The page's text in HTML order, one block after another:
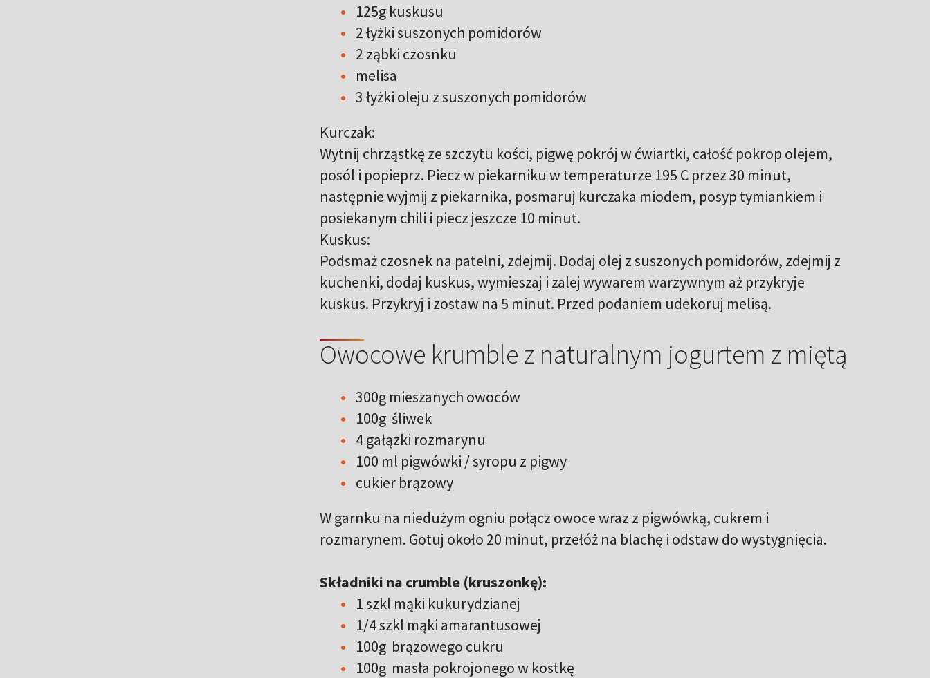
125g kuskusu
2 łyżki suszonych pomidorów
2 ząbki czosnku
melisa
3 łyżki oleju z suszonych pomidorów
Kurczak:
Wytnij chrząstkę ze szczytu kości, pigwę pokrój w ćwiartki, całość pokrop olejem,
posól i popieprz. Piecz w piekarniku w temperaturze 195 C przez 30 minut,
następnie wyjmij z piekarnika, posmaruj kurczaka miodem, posyp tymiankiem i
posiekanym chili i piecz jeszcze 10 minut.
Kuskus:
Podsmaż czosnek na patelni, zdejmij. Dodaj olej z suszonych pomidorów, zdejmij z
kuchenki, dodaj kuskus, wymieszaj i zalej wywarem warzywnym aż przykryje
kuskus. Przykryj i zostaw na 5 minut. Przed podaniem udekoruj melisą.
Owocowe krumble z naturalnym jogurtem z miętą
300g mieszanych owoców
100g śliwek
4 gałązki rozmarynu
100 ml pigwówki / syropu z pigwy
cukier brązowy
W garnku na niedużym ogniu połącz owoce wraz z pigwówką, cukrem i
rozmarynem. Gotuj około 20 minut, przełóż na blachę i odstaw do wystygnięcia.
Składniki na crumble (kruszonkę):
1 szkl mąki kukurydzianej
1/4 szkl mąki amarantusowej
100g brązowego cukru
100g masła pokrojonego w kostkę